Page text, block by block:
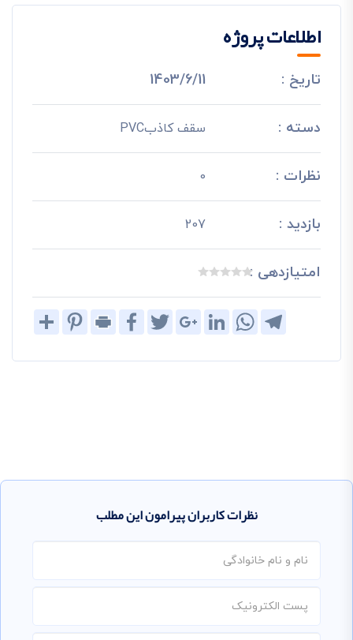
اطلاعات پروژه
تاریخ : 1403/6/11
دسته : سقف کاذبPVC
نظرات : 0
بازدید : 207
امتیازدهی :
Share
PinterestPrint
FacebookTwitterGoogle+LinkedIn
WhatsAppTelegram
نظرات کاربران پیرامون این مطلب